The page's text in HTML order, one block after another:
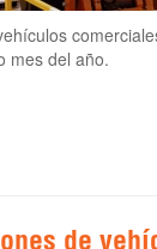
mes del año.